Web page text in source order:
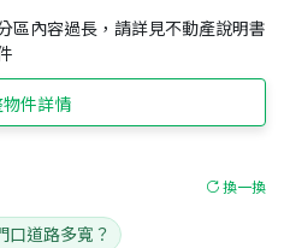
區內容過長，請詳見不動產說明書
件詳情
換一換
口道路多寬？